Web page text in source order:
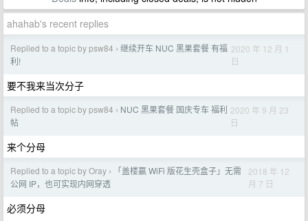
ahahab's recent replies
Replied to a topic by psw84 › 继续开车 NUC 黑果套餐 有福
利!
2020 年 12 月 1
日
要不我来当次分子
Replied to a topic by psw84 › NUC 黑果套餐 国庆专车 福利
帖
2020 年 9 月 23
日
来个分母
Replied to a topic by Oray ›
「盖楼赢 WiFi 版花生壳盒子」无需
公网 IP，也可实现内网穿透
2018 年 12
月 7 日
必须分母